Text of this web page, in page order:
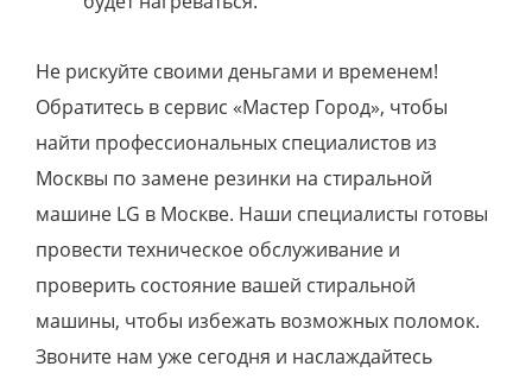
Не рискуйте своими деньгами и временем!
Обратитесь в сервис «Мастер Город», чтобы
найти профессиональных специалистов из
Москвы по замене резинки на стиральной
машине LG в Москве. Наши специалисты готовы
провести техническое обслуживание и
проверить состояние вашей стиральной
машины, чтобы избежать возможных поломок.
Звоните нам уже сегодня и наслаждайтесь